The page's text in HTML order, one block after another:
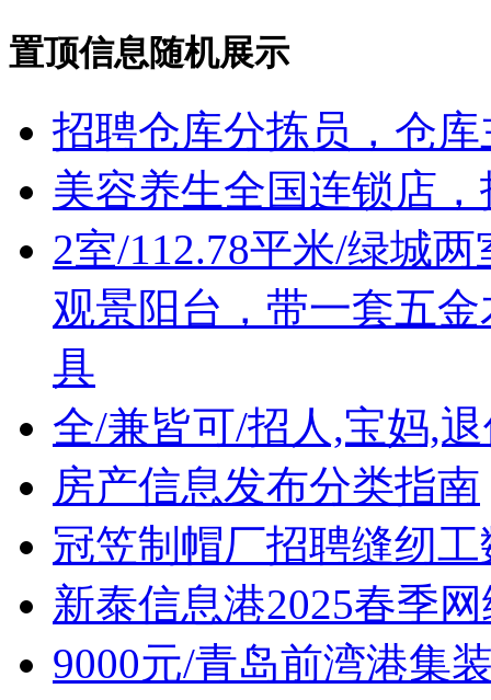
置顶信息随机展示
招聘仓库分拣员，仓
美容养生全国连锁店
2室/112.78平米/绿城
观景阳台，带一套五
具
全/兼皆可/招人,宝妈,
房产信息发布分类指南
冠笠制帽厂招聘缝纫
新泰信息港2025春季
9000元/青岛前湾港集